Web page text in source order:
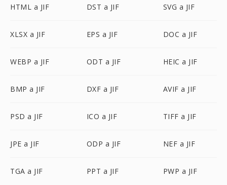
HTML a JIF DST a JIF SVG a JIF
XLSX a JIF EPS a JIF DOC a JIF
WEBP a JIF ODT a JIF HEIC a JIF
BMP a JIF DXF a JIF AVIF a JIF
PSD a JIF ICO a JIF TIFF a JIF
JPE a JIF ODP a JIF NEF a JIF
TGA a JIF PPT a JIF PWP a JIF